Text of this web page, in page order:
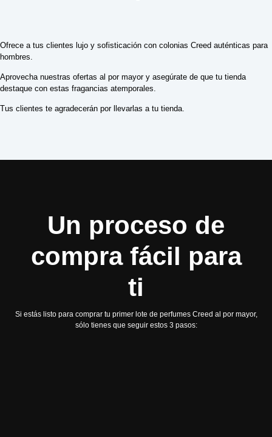
Ofrece a tus clientes lujo y sofisticación con colonias Creed auténticas para
hombres.
Aprovecha nuestras ofertas al por mayor y asegúrate de que tu tienda
destaque con estas fragancias atemporales.
Tus clientes te agradecerán por llevarlas a tu tienda.
Un proceso de
compra fácil para
ti
Si estás listo para comprar tu primer lote de perfumes Creed al por mayor,
sólo tienes que seguir estos 3 pasos: